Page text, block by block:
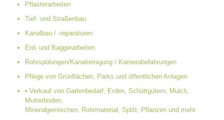
Pflasterarbeiten
Tief- und Straßenbau
Kanalbau / -reparaturen
Erd- und Baggerarbeiten
Rohrspülungen/Kanalreinigung / Kamerabefahrungen
Pflege von Grünflächen, Parks und öffentlichen Anlagen
• Verkauf von Gartenbedarf, Erden, Schüttgütern, Mulch,
Mutterboden,
Mineralgemischen, Rohrmaterial, Splitt, Pflanzen und mehr